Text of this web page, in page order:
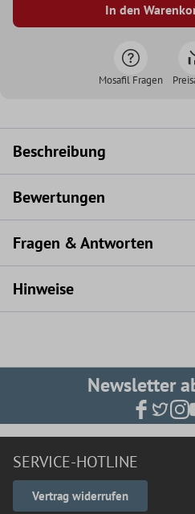
In den
Mosafil Fragen
Beschreibung
Bewertungen
Fragen & Antworten
Hinweise
Newsletter
SERVICE-HOTLINE
Vertrag widerrufen